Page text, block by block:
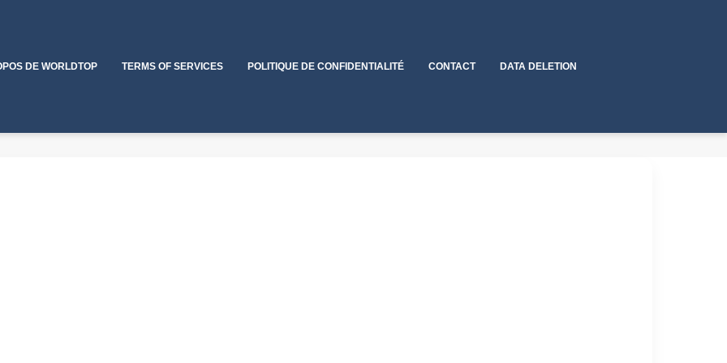
DE WORLDTOP TERMS OF SERVICES POLITIQUE DE CONFIDENTIALITÉ CONTACT DATA DELETION